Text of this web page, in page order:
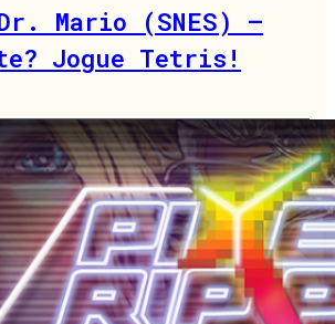
Mario (SNES) –
Jogue Tetris!